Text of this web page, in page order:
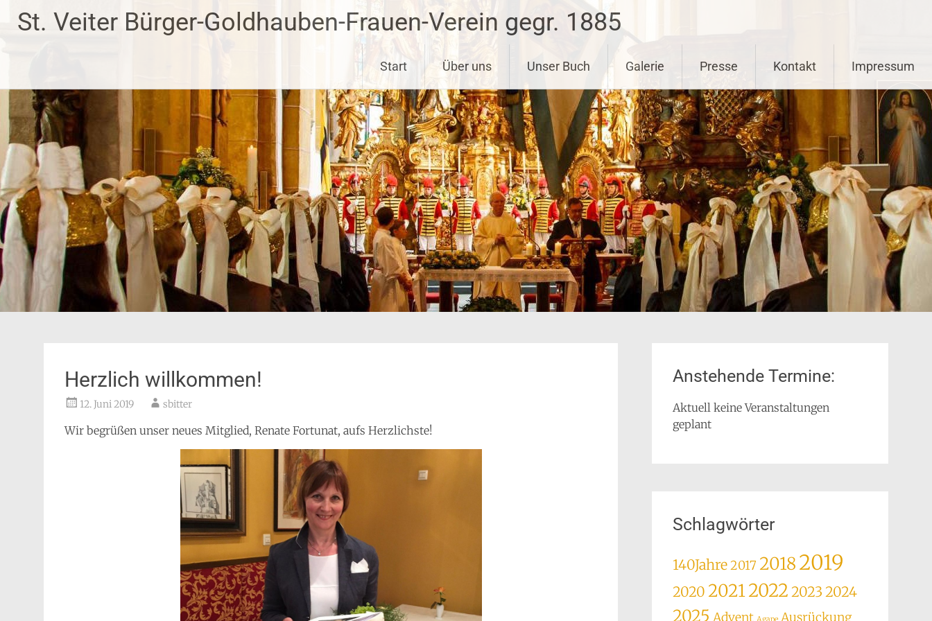
InhaltSt. Veiter Bürger-Goldhauben-Frauen-Verein gegr. 1885
Start Über uns Unser Buch Galerie Presse Kontakt Impressum
Herzlich willkommen!
12. Juni 2019 sbitter
Wir begrüßen unser neues Mitglied, Renate Fortunat, aufs Herzlichste!
Anstehende Termine:
Aktuell keine Veranstaltungen
geplant
Schlagwörter
140Jahre2017 20182019
2020 20212022 2023 2024
2025 Advent Ausrückung